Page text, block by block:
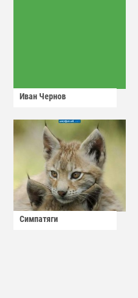
Иван Чернов
Симпатяги